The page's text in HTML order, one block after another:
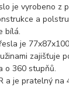
je vyrobeno z
a
bílá.
je
zajišťuje
o 360 stupňů.
a je pratelný na